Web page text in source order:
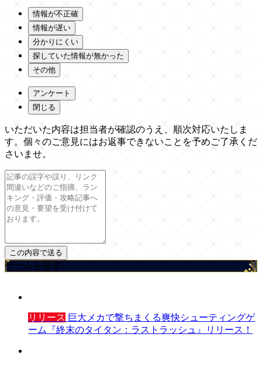
情報が不正確
情報が遅い
分かりにくい
探していた情報が無かった
その他
アンケート
閉じる
いただいた内容は担当者が確認のうえ、順次対応いたしま
す。個々のご意見にはお返事できないことを予めご了承くだ
さいませ。
ゲームを探す
リリース 巨大メカで撃ちまくる爽快シューティングゲ
ーム『終末のタイタン：ラストラッシュ』リリース！